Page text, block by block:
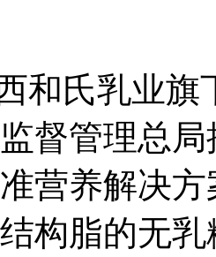
和氏乳业旗
督管理总
营养解决
构脂的无